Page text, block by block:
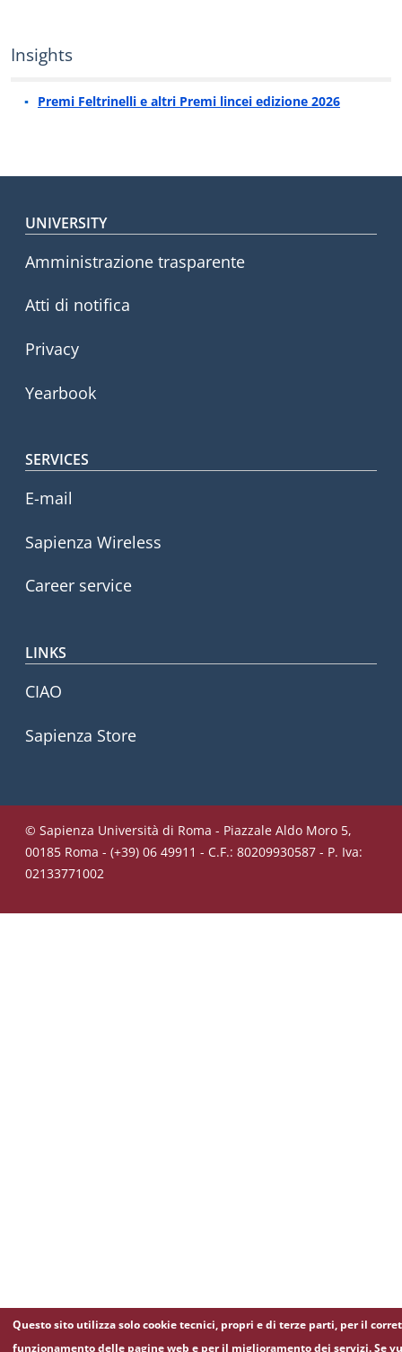
Insights
Premi Feltrinelli e altri Premi lincei edizione 2026
Footer menu
UNIVERSITY
Amministrazione trasparente
Atti di notifica
Privacy
Yearbook
SERVICES
E-mail
Sapienza Wireless
Career service
LINKS
CIAO
Sapienza Store
© Sapienza Università di Roma - Piazzale Aldo Moro 5,
00185 Roma - (+39) 06 49911 - C.F.: 80209930587 - P. Iva:
02133771002
Questo sito utilizza solo cookie tecnici, propri e di terze parti, per il
funzionamento delle pagine web e per il miglioramento dei servizi. Se